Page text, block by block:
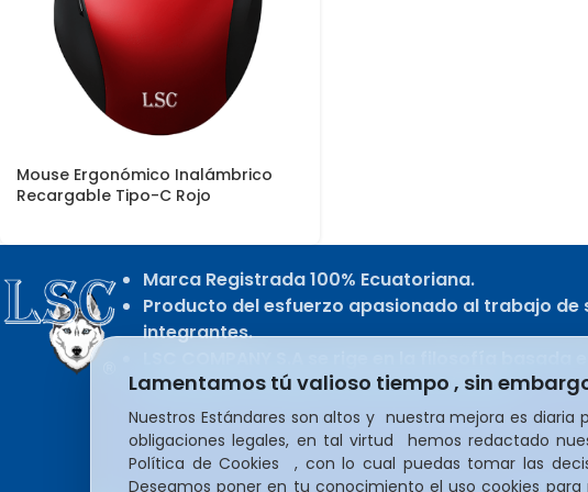
Mouse Ergonómico Inalámbrico
Recargable Tipo-C Rojo
Marca Registrada 100% Ecuatoriana.
Producto del esfuerzo apasionado al trabajo de
integrantes.
liderazgo y la mejora constante e infinita.
Lamentamos tú valioso tiempo , sin
Nuestros Estándares son altos y nuestra mejora es
obligaciones legales, en tal virtud hemos redactado
Política de Cookies , con lo cual puedas tomar las
Deseamos poner en tu conocimiento el uso cookies